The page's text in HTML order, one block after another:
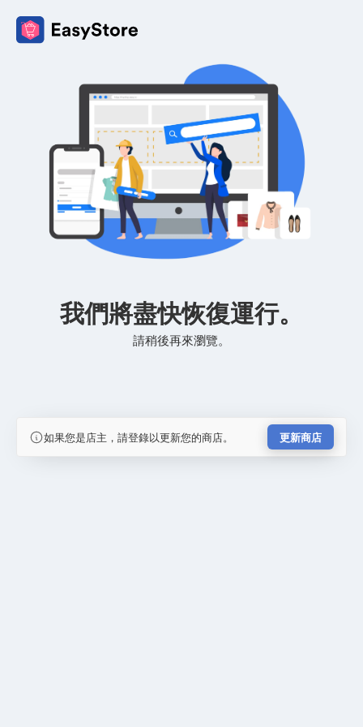
我們將盡快恢復運行。
請稍後再來瀏覽。
如果您是店主，請登錄以更新您的商店。 更新商店